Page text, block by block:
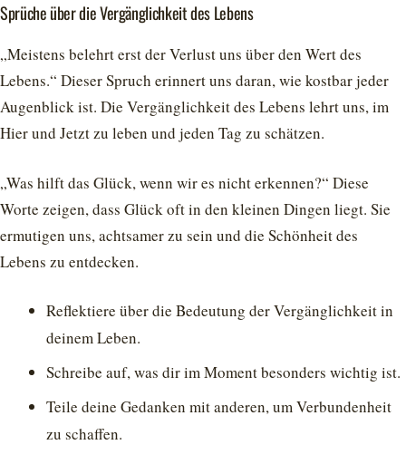
Sprüche über die Vergänglichkeit des Lebens
„Meistens belehrt erst der Verlust uns über den Wert des
Lebens.“ Dieser Spruch erinnert uns daran, wie kostbar jeder
Augenblick ist. Die Vergänglichkeit des Lebens lehrt uns, im
Hier und Jetzt zu leben und jeden Tag zu schätzen.
„Was hilft das Glück, wenn wir es nicht erkennen?“ Diese
Worte zeigen, dass Glück oft in den kleinen Dingen liegt. Sie
ermutigen uns, achtsamer zu sein und die Schönheit des
Lebens zu entdecken.
Reflektiere über die Bedeutung der Vergänglichkeit in
deinem Leben.
Schreibe auf, was dir im Moment besonders wichtig ist.
Teile deine Gedanken mit anderen, um Verbundenheit
zu schaffen.